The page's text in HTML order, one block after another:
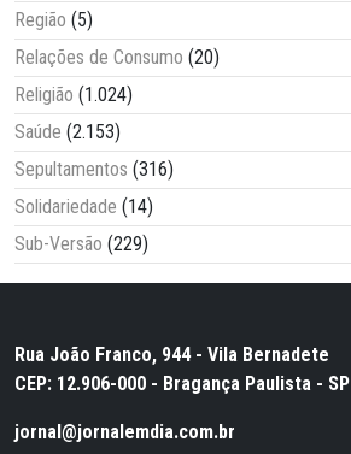
Região (5)
Relações de Consumo (20)
Religião (1.024)
Saúde (2.153)
Sepultamentos (316)
Solidariedade (14)
Sub-Versão (229)
Rua João Franco, 944 - Vila Bernadete
CEP: 12.906-000 - Bragança Paulista - SP
jornal@jornalemdia.com.br